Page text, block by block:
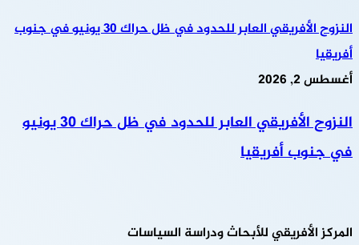
النزوح الأفريقي العابر للحدود في ظل حراك 30 يونيو في جنوب
أفريقيا
أغسطس 2, 2026
النزوح الأفريقي العابر للحدود في ظل حراك 30 يونيو
في جنوب أفريقيا
المركز الأفريقي للأبحاث ودراسة السياسات